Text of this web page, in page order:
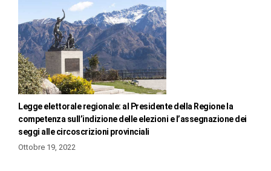
Legge elettorale regionale: al Presidente della Regione la
competenza sull’indizione delle elezioni e l’assegnazione dei
seggi alle circoscrizioni provinciali
Ottobre 19, 2022